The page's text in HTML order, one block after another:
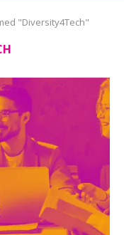
"Diversity4Tech"